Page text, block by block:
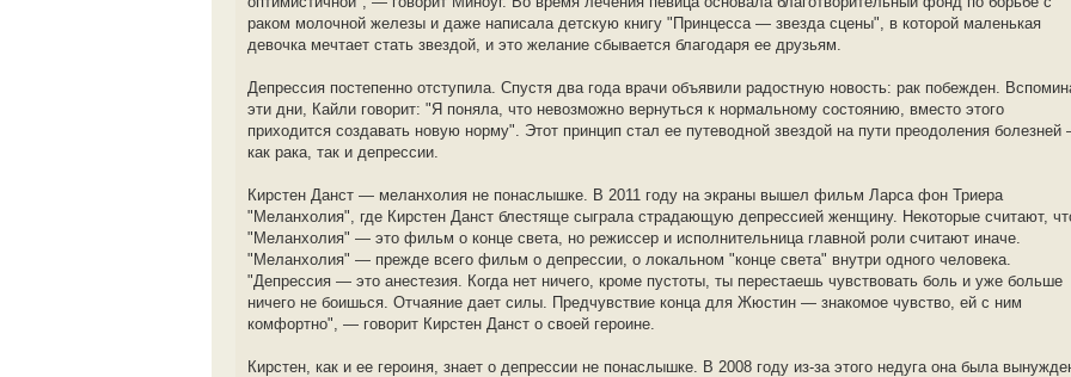
раком молочной железы и даже написала детскую книгу "Принцесса — звезда сцены", в которой маленькая
девочка мечтает стать звездой, и это желание сбывается благодаря ее друзьям.
Депрессия постепенно отступила. Спустя два года врачи объявили радостную новость: рак побежден.
эти дни, Кайли говорит: "Я поняла, что невозможно вернуться к нормальному состоянию, вместо этого
приходится создавать новую норму". Этот принцип стал ее путеводной звездой на пути преодоления
как рака, так и депрессии.
Кирстен Данст — меланхолия не понаслышке. В 2011 году на экраны вышел фильм Ларса фон Триера
"Меланхолия", где Кирстен Данст блестяще сыграла страдающую депрессией женщину. Некоторые считают,
"Меланхолия" — это фильм о конце света, но режиссер и исполнительница главной роли считают иначе.
"Меланхолия" — прежде всего фильм о депрессии, о локальном "конце света" внутри одного человека.
"Депрессия — это анестезия. Когда нет ничего, кроме пустоты, ты перестаешь чувствовать боль и уже больше
ничего не боишься. Отчаяние дает силы. Предчувствие конца для Жюстин — знакомое чувство, ей с ним
комфортно", — говорит Кирстен Данст о своей героине.
Кирстен, как и ее героиня, знает о депрессии не понаслышке. В 2008 году из-за этого недуга она была